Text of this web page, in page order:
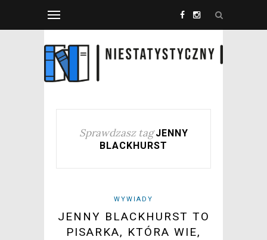
Sprawdzasz tag JENNY
BLACKHURST
WYWIADY
JENNY BLACKHURST TO
PISARKA, KTÓRA WIE,